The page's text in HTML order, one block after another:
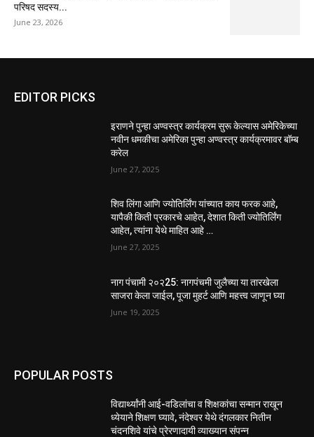
परिषद सदस्य...
June 23, 2026
EDITOR PICKS
इराणने पुन्हा अण्वस्त्र कार्यक्रम सुरू केल्यास अमेरिकेच्या
नवीन धमकीचा अमेरिका पुन्हा अण्वस्त्र कार्यक्रमावर बॉम्ब
करेल
June 27, 2025
शिव लिंगा आणि ज्योतिर्लिंग यांच्यात काय फरक आहे,
यापैकी किती प्रकारचे आहेत, देशात किती ज्योतिर्लिंग
आहेत, त्यांना येथे माहित आहे …
June 27, 2025
नाग पंचामी २०२25: नागपंचमी जुलैच्या या तारखेला
साजरा केला जाईल, पूजा मुहर्ट आणि महत्त्व जाणून घ्या
June 19, 2025
POPULAR POSTS
विद्यार्थ्यांनी आई-वडिलांचा व शिक्षकांचा सन्मान राखून
ध्येयाने शिक्षण घ्यावे, नंदेश्वर येथे दंगलकार नितीन
चंदनशिवे यांचे प्रेरणादायी व्याख्यान संपन्न